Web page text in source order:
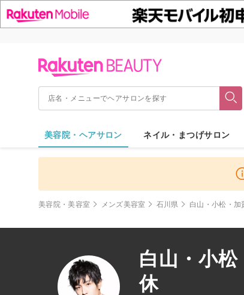
美容院・ヘアサロン ネイル・まつげサロン
美容院・美容室 メンズ美容室 石川県 白山・小松・加
白山・小
休